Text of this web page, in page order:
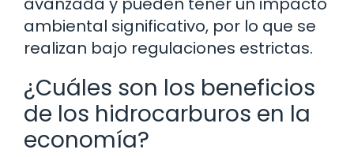
ambiental significativo, por lo que se
realizan bajo regulaciones estrictas.
¿Cuáles son los beneficios
de los hidrocarburos en la
economía?